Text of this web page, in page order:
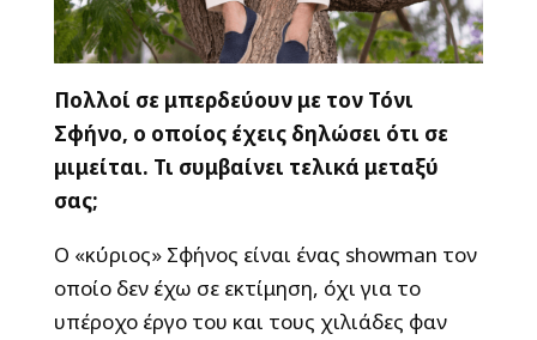
Πολλοί σε μπερδεύουν με τον Τόνι
Σφήνο, ο οποίος έχεις δηλώσει ότι σε
μιμείται. Τι συμβαίνει τελικά μεταξύ
σας;
Ο «κύριος» Σφήνος είναι ένας showman τον
οποίο δεν έχω σε εκτίμηση, όχι για το
υπέροχο έργο του και τους χιλιάδες φαν